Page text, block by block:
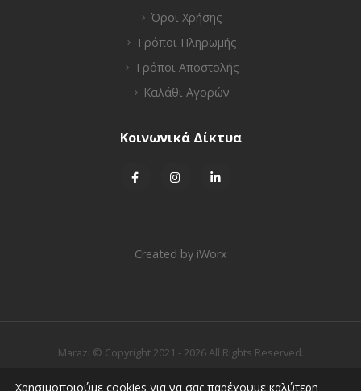
Όροι Χρήσης
Τρόποι Πληρωμής
Τρόποι Αποστολής
Καλάθι Αγορών
Κοινωνικά Δίκτυα
Created by iWorx
Marazi © Copyright 2021 - 2026 All Rights Reserved.
Χρησιμοποιούμε cookies για να σας παρέχουμε καλύτερη